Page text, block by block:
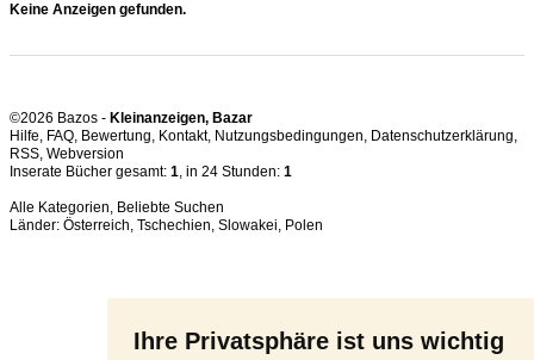
Ihre Privatsphäre ist uns wichtig
Keine Anzeigen gefunden.
©2026 Bazos - Kleinanzeigen, Bazar
Hilfe, FAQ, Bewertung, Kontakt, Nutzungsbedingungen, Datenschutzerklärung,
RSS,
Inserate Bücher gesamt: 1, in 24 Stunden: 1
Alle Kategorien, Beliebte Suchen
Länder: Österreich, Tschechien, Slowakei, Polen